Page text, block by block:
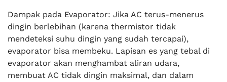
Dampak pada Evaporator: Jika AC terus-menerus
dingin berlebihan (karena thermistor tidak
mendeteksi suhu dingin yang sudah tercapai),
evaporator bisa membeku. Lapisan es yang tebal di
evaporator akan menghambat aliran udara,
membuat AC tidak dingin maksimal, dan dalam